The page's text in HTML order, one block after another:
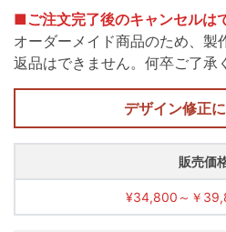
■ご注文完了後のキャンセルは
オーダーメイド商品のため、製
返品はできません。何卒ご了承
デザイン修正
販売価
¥34,800～￥